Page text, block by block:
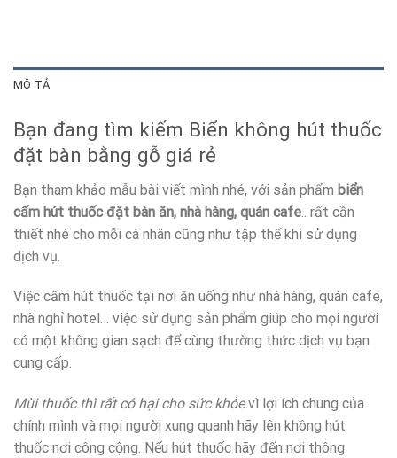
MÔ TẢ
Bạn đang tìm kiếm Biển không hút thuốc
đặt bàn bằng gỗ giá rẻ
Bạn tham khảo mẫu bài viết mình nhé, với sản phẩm biển
cấm hút thuốc đặt bàn ăn, nhà hàng, quán cafe .. rất cần
thiết nhé cho mỗi cá nhân cũng như tập thể khi sử dụng
dịch vụ.
Việc cấm hút thuốc tại nơi ăn uống như nhà hàng, quán cafe,
nhà nghỉ hotel… việc sử dụng sản phẩm giúp cho mọi người
có một không gian sạch để cùng thường thức dịch vụ bạn
cung cấp.
Mùi thuốc thì rất có hại cho sức khỏevì lợi ích chung của
chính mình và mọi người xung quanh hãy lên không hút
thuốc nơi công cộng. Nếu hút thuốc hãy đến nơi thông